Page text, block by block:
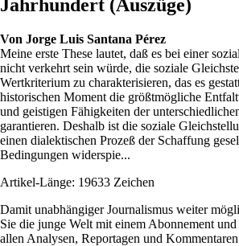
Jahrhundert (Auszüge)
Von Jorge Luis Santana Pérez
Meine erste These lautet, daß es bei einer
nicht verkehrt sein würde, die soziale
Wertkriterium zu charakterisieren, das es
historischen Moment die größtmögliche
und geistigen Fähigkeiten der
garantieren. Deshalb ist die soziale
einen dialektischen Prozeß der Schaffung
Bedingungen widerspie...
Artikel-Länge: 19633 Zeichen
Damit unabhängiger Journalismus weiter
Sie die junge Welt mit einem Abonnement
allen Analysen, Reportagen und